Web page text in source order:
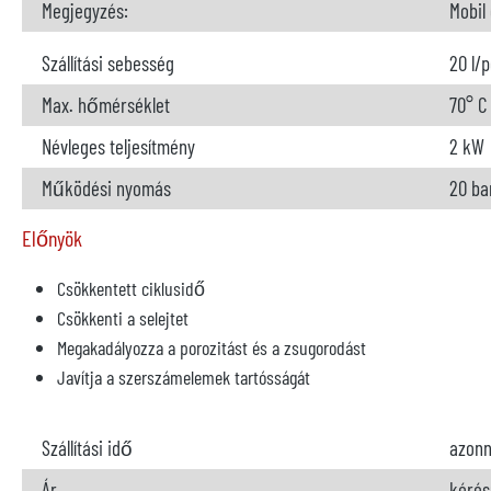
Megjegyzés:
Szállítási sebesség
20 l/
Max. hőmérséklet
70° C
Névleges teljesítmény
2 kW
Működési nyomás
20
Előnyök
Csökkentett ciklusidő
Csökkenti a selejtet
Megakadályozza a porozitást és a zsugorodást
Javítja a szerszámelemek tartósságát
Szállítási idő